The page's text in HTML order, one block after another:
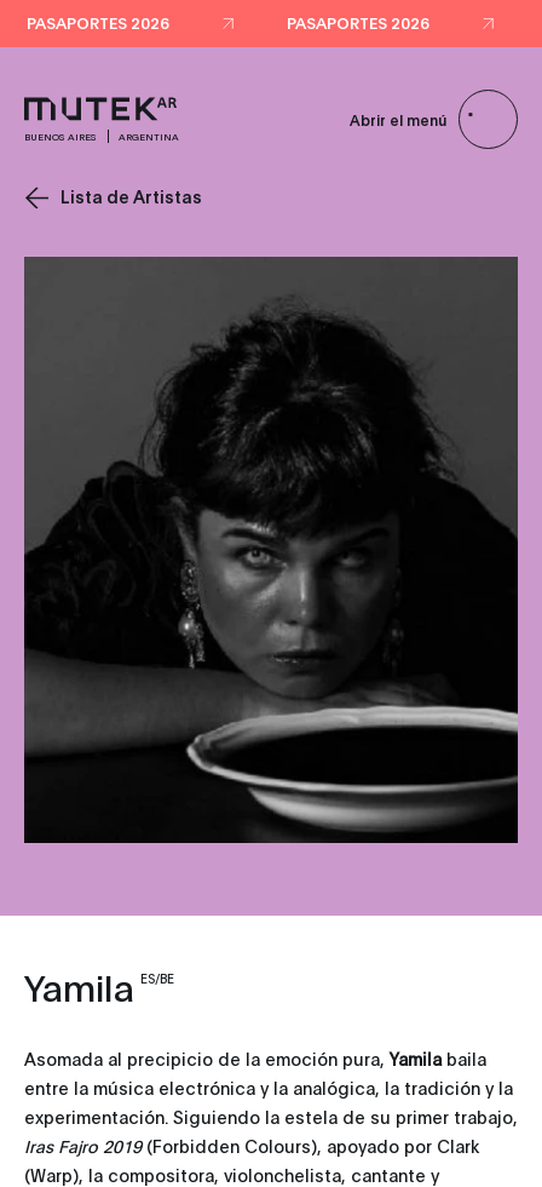
PASAPORTES 2026 PASAPORTES 2026
BUENOS AIRES ARGENTINA
Abrir el menú
Lista de Artistas
Yamila ES/BE
Asomada al precipicio de la emoción pura,Yamilabaila
entre la música electrónica y la analógica, la tradición y la
experimentación. Siguiendo la estela de su primer trabajo,
Iras Fajro 2019(Forbidden Colours), apoyado por Clark
(Warp), la compositora, violonchelista, cantante y